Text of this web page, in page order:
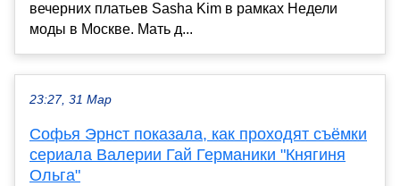
вечерних платьев Sasha Kim в рамках Недели
моды в Москве. Мать д...
23:27, 31 Мар
Софья Эрнст показала, как проходят съёмки
сериала Валерии Гай Германики "Княгиня
Ольга"